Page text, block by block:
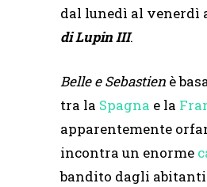
dal lunedì al venerdì
di Lupin III.
Belle e Sebastien è
tra la Spagna e la
apparentemente
incontra un enorme
bandito dagli abitanti